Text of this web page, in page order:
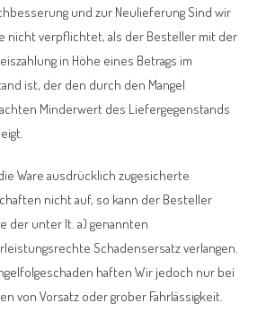
und zur Neulieferung Sind wir
nicht verpflichtet, als der Besteller mit der
in Höhe eines Betrags im
ist, der den durch den Mangel
Minderwert des Liefergegenstands
Ware ausdrücklich zugesicherte
nicht auf, so kann der Besteller
der unter It. a) genannten
Schadensersatz verlangen.
haften Wir jedoch nur bei
von Vorsatz oder grober Fahrlässigkeit.